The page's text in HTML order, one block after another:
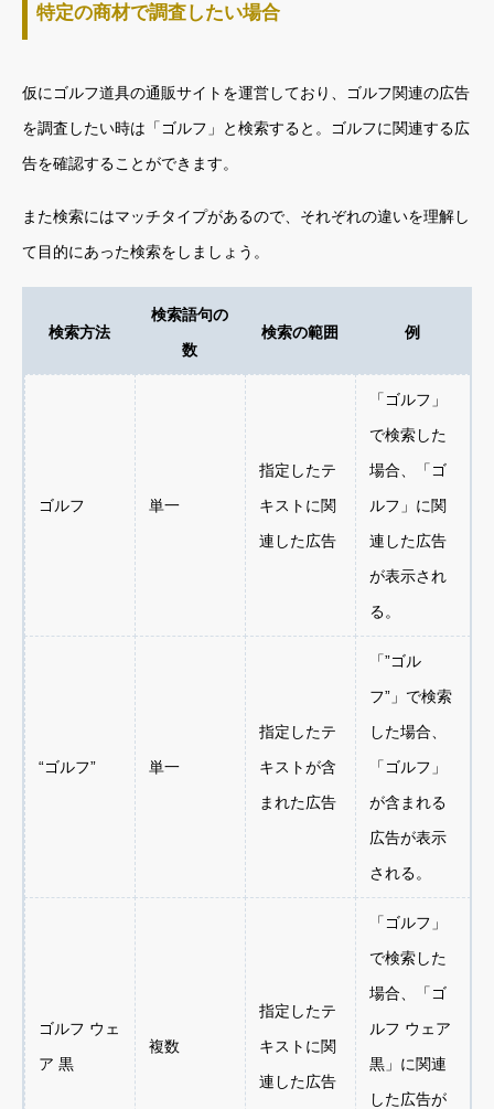
特定の商材で調査したい場合
仮にゴルフ道具の通販サイトを運営しており、ゴルフ関連の広告
を調査したい時は「ゴルフ」と検索すると。ゴルフに関連する広
告を確認することができます。
また検索にはマッチタイプがあるので、それぞれの違いを理解し
て目的にあった検索をしましょう。
検索方法
検索語句の
数
検索の範囲 例
ゴルフ 単一
指定したテ
キストに関
連した広告
「ゴルフ」
で検索した
場合、「ゴ
ルフ」に関
連した広告
が表示され
る。
“ゴルフ” 単一
指定したテ
キストが含
まれた広告
「”ゴル
フ”」で検索
した場合、
「ゴルフ」
が含まれる
広告が表示
される。
ゴルフ ウェ
ア 黒
複数
指定したテ
キストに関
連した広告
「ゴルフ」
で検索した
場合、「ゴ
ルフ ウェア
黒」に関連
した広告が